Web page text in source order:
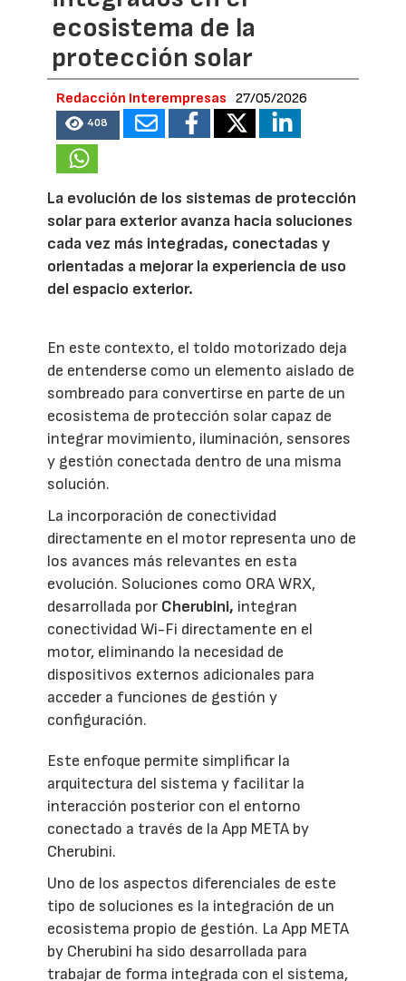
ecosistema de la
protección solar
Redacción Interempresas 27/05/2026
408
La evolución de los sistemas de protección
solar para exterior avanza hacia soluciones
cada vez más integradas, conectadas y
orientadas a mejorar la experiencia de uso
del espacio exterior.
En este contexto, el toldo motorizado deja
de entenderse como un elemento aislado de
sombreado para convertirse en parte de un
ecosistema de protección solar capaz de
integrar movimiento, iluminación, sensores
y gestión conectada dentro de una misma
solución.
La incorporación de conectividad
directamente en el motor representa uno de
los avances más relevantes en esta
evolución. Soluciones como ORA WRX,
desarrollada por Cherubini, integran
conectividad Wi-Fi directamente en el
motor, eliminando la necesidad de
dispositivos externos adicionales para
acceder a funciones de gestión y
configuración.
Este enfoque permite simplificar la
arquitectura del sistema y facilitar la
interacción posterior con el entorno
conectado a través de la App META by
Cherubini.
Uno de los aspectos diferenciales de este
tipo de soluciones es la integración de un
ecosistema propio de gestión. La App META
by Cherubini ha sido desarrollada para
trabajar de forma integrada con el sistema,